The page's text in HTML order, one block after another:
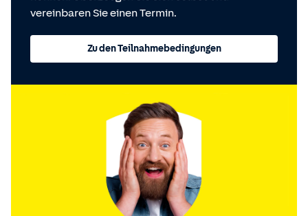
vereinbaren Sie einen Termin.
Zu den Teilnahmebedingungen